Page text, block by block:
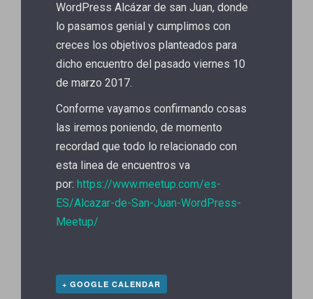
WordPress Alcázar de san Juan, donde
lo pasamos genial y cumplimos con
creces los objetivos planteados para
dicho encuentro del pasado viernes 10
de marzo 2017.
Conforme vayamos confirmando cosas
las iremos poniendo, de momento
recordad que todo lo relacionado con
esta linea de encuentros va
por: https://www.meetup.com/es-
ES/Alcazar-de-San-Juan-WordPress-
Meetup/
+ GOOGLE CALENDAR